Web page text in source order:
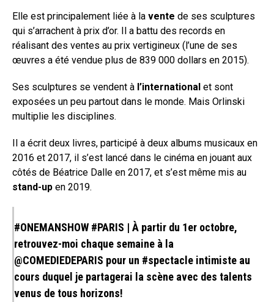
Elle est principalement liée à la vente de ses sculptures
qui s’arrachent à prix d’or. Il a battu des records en
réalisant des ventes au prix vertigineux (l’une de ses
œuvres a été vendue plus de 839 000 dollars en 2015).
Ses sculptures se vendent à l’international et sont
exposées un peu partout dans le monde. Mais Orlinski
multiplie les disciplines.
Il a écrit deux livres, participé à deux albums musicaux en
2016 et 2017, il s’est lancé dans le cinéma en jouant aux
côtés de Béatrice Dalle en 2017, et s’est même mis au
stand-up en 2019.
#ONEMANSHOW #PARIS | À partir du 1er octobre,
retrouvez-moi chaque semaine à la
@COMEDIEDEPARIS pour un #spectacle intimiste au
cours duquel je partagerai la scène avec des talents
venus de tous horizons!